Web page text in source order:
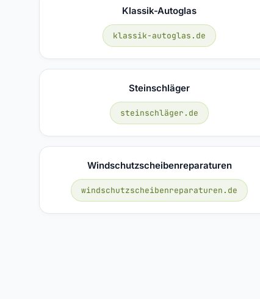
Klassik-Autoglas
klassik-autoglas.de
Steinschläger
steinschläger.de
Windschutzscheibenreparaturen
windschutzscheibenreparaturen.de